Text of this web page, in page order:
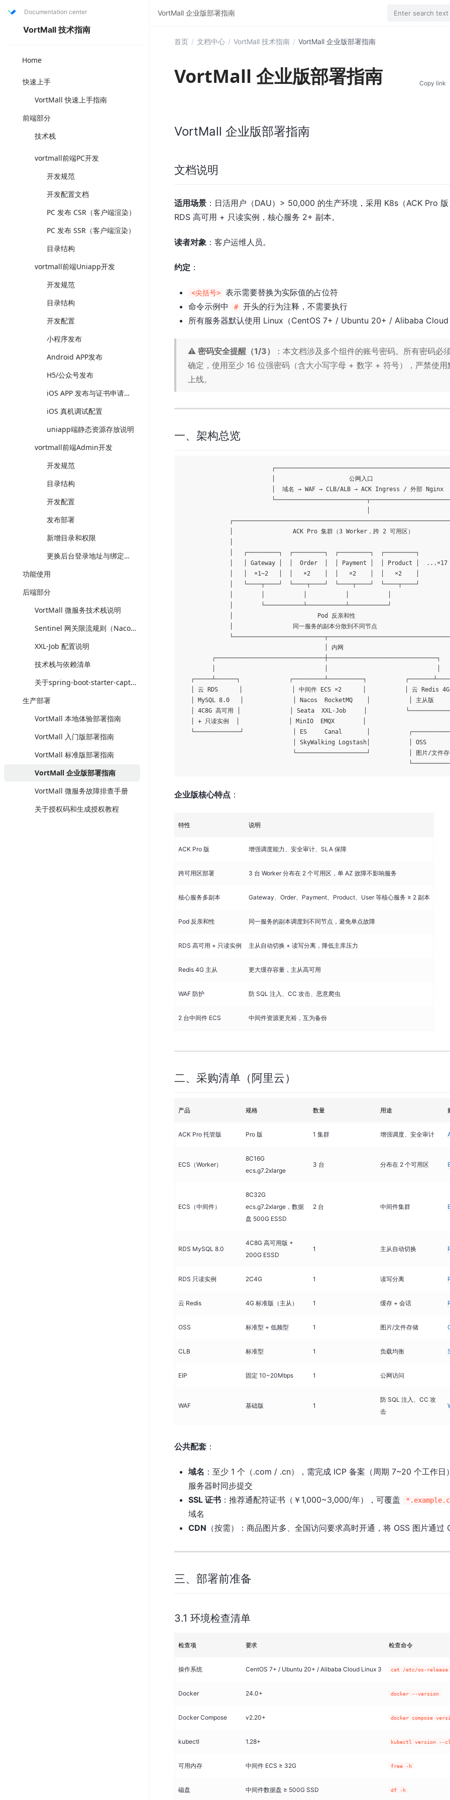
Documentation center
VortMall 技术指南
Home
快速上手
VortMall 快速上手指南
前端部分
技术栈
vortmall前端PC开发
开发规范
开发配置文档
PC 发布 CSR（客户端渲染）
PC 发布 SSR（客户端渲染）
目录结构
vortmall前端Uniapp开发
开发规范
目录结构
开发配置
小程序发布
Android APP发布
H5/公众号发布
iOS APP 发布与证书申请指南
iOS 真机调试配置
uniapp端静态资源存放说明
vortmall前端Admin开发
开发规范
目录结构
开发配置
发布部署
新增目录和权限
更换后台登录地址与绑定二级域名
功能使用
后端部分
VortMall 微服务技术栈说明
Sentinel 网关限流规则（Nacos 持久化）
XXL-Job 配置说明
技术栈与依赖清单
关于spring-boot-starter-captcha 1.4.0依赖问题
生产部署
VortMall 本地体验部署指南
VortMall 入门版部署指南
VortMall 标准版部署指南
VortMall 企业版部署指南
VortMall 微服务故障排查手册
关于授权码和生成授权教程
首页 / 文档中心 / VortMall 技术指南 / VortMall 企业版部署指南
VortMall 企业版部署指南 Copy link
VortMall 企业版部署指南
文档说明
适用场景 ：日活用户（DAU）> 50,000 的生产环境，采用 K8s（ACK Pro
RDS 高可用 + 只读实例，核心服务 2+ 副本。
读者对象 ：客户运维人员。
约定 ：
<尖括号>
表示需要替换为实际值的占位符
命令示例中
#
开头的行为注释，不需要执行
所有服务器默认使用 Linux（CentOS 7+ / Ubuntu 20+ / Alibaba
⚠ 密码安全提醒（1/3）
：本文档涉及多个组件的账号密码。所有密码必
确定，使用至少 16 位强密码（含大小写字母 + 数字 + 符号），严禁使用
上线。
一、架构总览
│                     公网入口
│  域名 → WAF → CLB/ALB → ACK Ingress / 外部 Nginx
│                 ACK Pro 集群（3 Worker，跨 2 可用区）
│   ┌─────────┐  ┌─────────┐  ┌─────────┐  ┌─────────┐
│   │ Gateway │  │  Order  │  │ Payment │  │ Product │  ...×17
│   │  ×1~2   │  │   ×2    │  │   ×2    │  │   ×2    │
│   └────┬────┘  └────┬────┘  └────┬────┘  └────┬────┘
│        └───────────┴───────────┴───────────┘
│                        Pod 反亲和性
│                 同一服务的副本分散到不同节点
                                         │ 内网
         ┌───────────────────────────────┼───────────────────────────────┐
┌─────┴──────┐              ┌─────────┴──────────┐
│ 云 RDS      │              │ 中间件 ECS ×2      │           │ 云 Redis
│ MySQL 8.0   │              │ Nacos  RocketMQ    │           │ 主从版
│ 4C8G 高可用 │              │ Seata  XXL-Job     │
   │ + 只读实例  │              │ MinIO  EMQX        │
└─────────────┘              │ ES     Canal       │
│ SkyWalking Logstash│           │ OSS
└────────────────────┘           │ 图片/文件
企业版核心特点 ：
特性 说明
ACK Pro 版 增强调度能力、安全审计、SLA 保障
跨可用区部署 3 台 Worker 分布在 2 个可用区，单 AZ 故障不影响服务
核心服务多副本 Gateway、Order、Payment、Product、User 等核心服务 ≥ 2 副本
Pod 反亲和性 同一服务的副本调度到不同节点，避免单点故障
RDS 高可用 + 只读实例 主从自动切换 + 读写分离，降低主库压力
Redis 4G 主从 更大缓存容量，主从高可用
WAF 防护 防 SQL 注入、CC 攻击、恶意爬虫
2 台中间件 ECS 中间件资源更充裕，互为备份
二、采购清单（阿里云）
产品 规格 数量 用途
ACK Pro 托管版 Pro 版 1 集群 增强调度、安全审计
ECS（Worker）
8C16G
ecs.g7.2xlarge
3 台 分布在 2 个可用区
ECS（中间件）
8C32G
ecs.g7.2xlarge，数据
盘 500G ESSD
2 台 中间件集群
RDS MySQL 8.0
4C8G 高可用版 +
200G ESSD
1 主从自动切换
RDS 只读实例 2C4G 1 读写分离
云 Redis 4G 标准版（主从） 1 缓存 + 会话
OSS 标准型 + 低频型 1 图片/文件存储
CLB 标准型 1 负载均衡
EIP 固定 10~20Mbps 1 公网访问
WAF 基础版 1
防 SQL 注入、CC 攻
击
公共配套 ：
域名 ：至少 1 个（.com / .cn），需完成 ICP 备案（周期 7~20 个工作日
服务器时同步提交
SSL 证书 ：推荐通配符证书（￥1,000~3,000/年），可覆盖
域名
CDN （按需）：商品图片多、全国访问要求高时开通，将 OSS 图片通过
三、部署前准备
3.1 环境检查清单
检查项 要求 检查命令
操作系统 CentOS 7+ / Ubuntu 20+ / Alibaba Cloud Linux 3 cat /etc/os-release
Docker 24.0+ docker --version
Docker Compose v2.20+ docker compose
kubectl 1.28+ kubectl version --
可用内存 中间件 ECS ≥ 32G free -h
磁盘 中间件数据盘 ≥ 500G SSD df -h
VortMall 企业版部署指南 Enter search text